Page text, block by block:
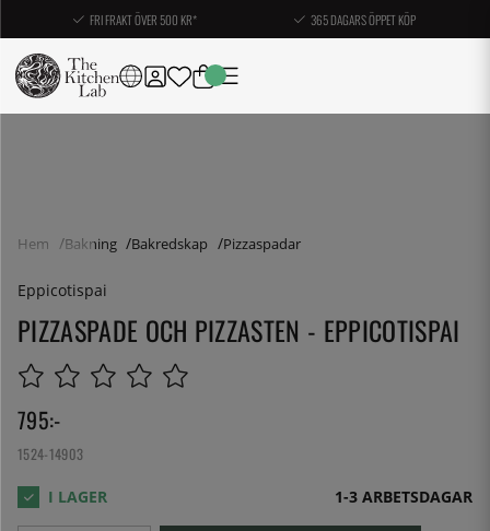
FRI FRAKT ÖVER 500 KR* 365 DAGARS ÖPPET KÖP
Hem Bakning Bakredskap Pizzaspadar
Eppicotispai
PIZZASPADE OCH PIZZASTEN - EPPICOTISPAI
795:-
1524-14903
1-3 ARBETSDAGAR